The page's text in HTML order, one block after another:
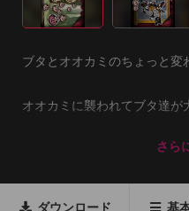
ブタとオオカミのちょっと変
オオカミに襲われてブタ達
だけど皆さんが知っているさら
ダウンロード 基